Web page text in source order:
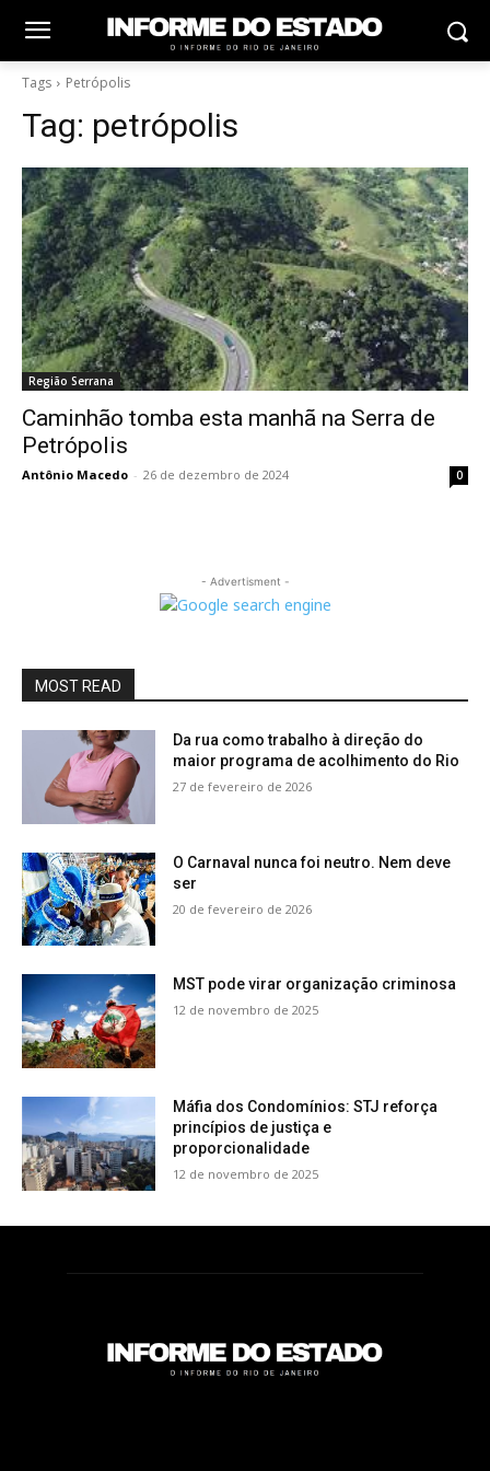
Tags Petrópolis
Tag: petrópolis
Região Serrana
Caminhão tomba esta manhã na Serra de
Petrópolis
Antônio Macedo - 26 de dezembro de 2024 0
- Advertisment -
MOST READ
Da rua como trabalho à direção do
maior programa de acolhimento do Rio
27 de fevereiro de 2026
O Carnaval nunca foi neutro. Nem deve
ser
20 de fevereiro de 2026
MST pode virar organização criminosa
12 de novembro de 2025
Máfia dos Condomínios: STJ reforça
princípios de justiça e
proporcionalidade
12 de novembro de 2025